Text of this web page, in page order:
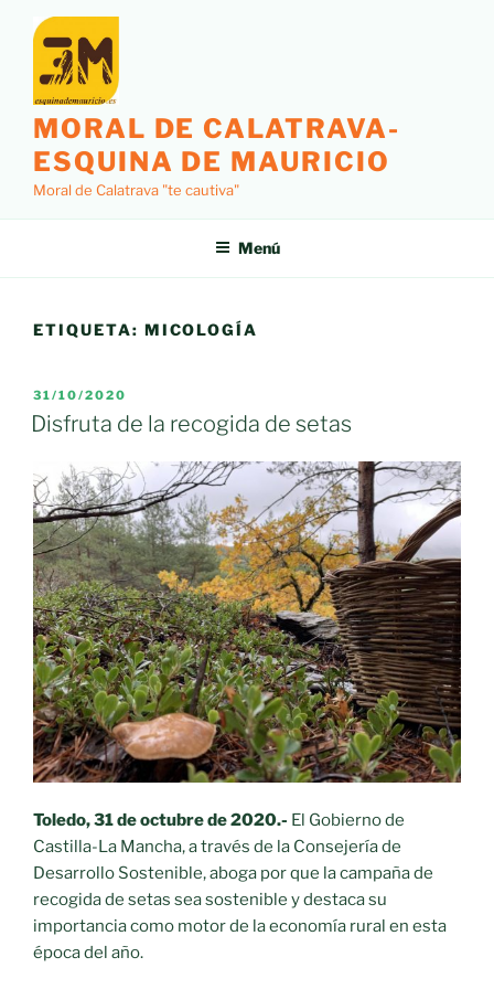
contenido
MORAL DE CALATRAVA-
ESQUINA DE MAURICIO
Moral de Calatrava "te cautiva"
Menú
ETIQUETA: MICOLOGÍA
PUBLICADO
EL
31/10/2020
Disfruta de la recogida de setas
Toledo, 31 de octubre de 2020.- El Gobierno de
Castilla-La Mancha, a través de la Consejería de
Desarrollo Sostenible, aboga por que la campaña de
recogida de setas sea sostenible y destaca su
importancia como motor de la economía rural en esta
época del año.